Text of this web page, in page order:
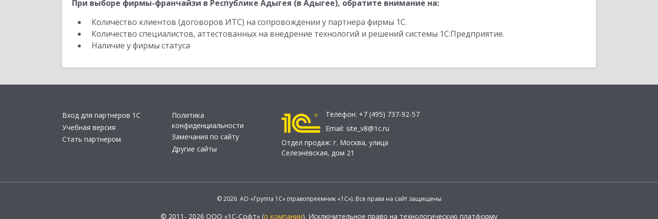
При выборе фирмы-франчайзи в Республике Адыгея (в Адыгее), обратите внимание на:
Количество клиентов (договоров ИТС) на сопровождении у партнера фирмы 1С.
Количество специалистов, аттестованных на внедрение технологий и решений системы 1С:Предприятие.
Наличие у фирмы статуса
Вход для партнеров 1С
Учебная версия
Стать партнером
Политика
конфиденциальности
Замечания по сайту
Другие сайты
Телефон: +7 (495) 737-92-57
Email: site_v8@1c.ru
Отдел продаж: г. Москва, улица
Селезнёвская, дом 21
© 2026 АО «Группа 1С» (правопреемник «1С»). Все права на сайт защищены
© 2011- 2026 ООО «1С-Софт» (о компании). Исключительное право на технологическую платформу